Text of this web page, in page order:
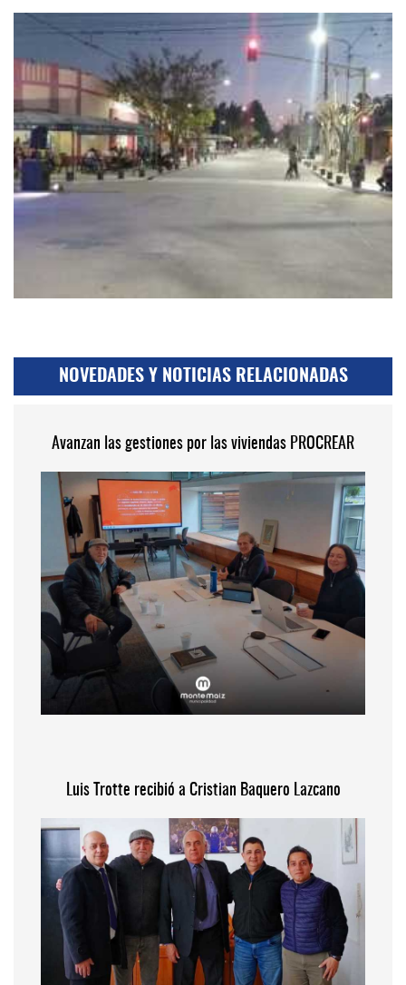
NOVEDADES Y NOTICIAS RELACIONADAS
Avanzan las gestiones por las viviendas PROCREAR
Luis Trotte recibió a Cristian Baquero Lazcano